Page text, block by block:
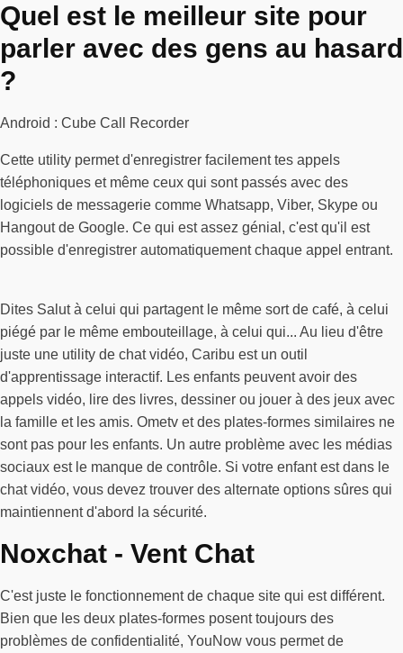
Quel est le meilleur site pour
parler avec des gens au hasard
?
Android : Cube Call Recorder
Cette utility permet d'enregistrer facilement tes appels
téléphoniques et même ceux qui sont passés avec des
logiciels de messagerie comme Whatsapp, Viber, Skype ou
Hangout de Google. Ce qui est assez génial, c'est qu'il est
possible d'enregistrer automatiquement chaque appel entrant.
Dites Salut à celui qui partagent le même sort de café, à celui
piégé par le même embouteillage, à celui qui... Au lieu d'être
juste une utility de chat vidéo, Caribu est un outil
d'apprentissage interactif. Les enfants peuvent avoir des
appels vidéo, lire des livres, dessiner ou jouer à des jeux avec
la famille et les amis. Ometv et des plates-formes similaires ne
sont pas pour les enfants. Un autre problème avec les médias
sociaux est le manque de contrôle. Si votre enfant est dans le
chat vidéo, vous devez trouver des alternate options sûres qui
maintiennent d'abord la sécurité.
Noxchat - Vent Chat
C'est juste le fonctionnement de chaque site qui est différent.
Bien que les deux plates-formes posent toujours des
problèmes de confidentialité, YouNow vous permet de